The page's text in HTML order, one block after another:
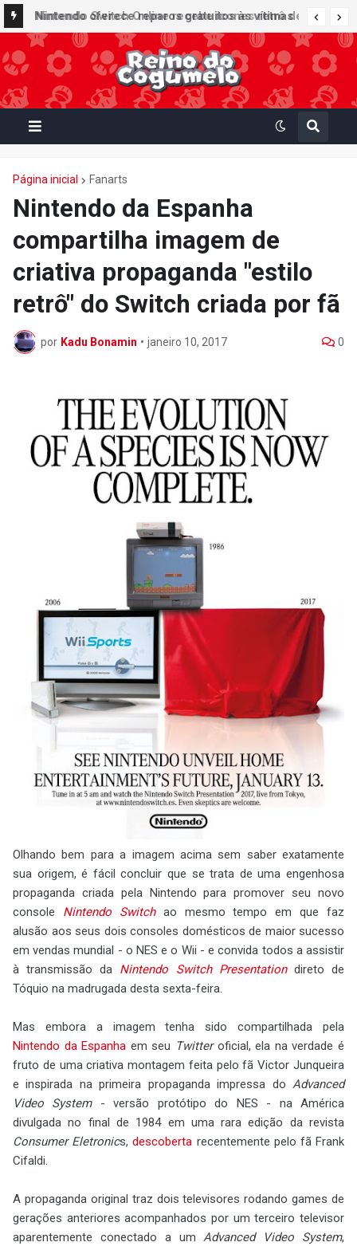
Nintendo oferece reparos gratuitos às vítimas
do terremoto de Kumamoto e doa 50 milhões
de ienes à Cruz Vermelha
Página inicial Fanarts
Nintendo da Espanha
compartilha imagem de
criativa propaganda "estilo
retrô" do Switch criada por fã
por Kadu Bonamin • janeiro 10, 2017 0
Olhando bem para a imagem acima sem saber exatamente
sua origem, é fácil concluir que se trata de uma engenhosa
propaganda criada pela Nintendo para promover seu novo
console Nintendo Switchao mesmo tempo em que faz
alusão aos seus dois consoles domésticos de maior sucesso
em vendas mundial - o NES e o Wii - e convida todos a assistir
à transmissão da Nintendo Switch Presentationdireto de
Tóquio na madrugada desta sexta-feira.
Mas embora a imagem tenha sido compartilhada pela
Nintendo da Espanha em seu Twitteroficial, ela na verdade é
fruto de uma criativa montagem feita pelo fã Victor Junqueira
e inspirada na primeira propaganda impressa do Advanced
Video System- versão protótipo do NES - na América
divulgada no final de 1984 em uma rara edição da revista
Consumer Eletronics,descoberta recentemente pelo fã Frank
Cifaldi.
A propaganda original traz dois televisores rodando games de
gerações anteriores acompanhados por um terceiro televisor
aparentemente conectado a umAdvanced Video System,